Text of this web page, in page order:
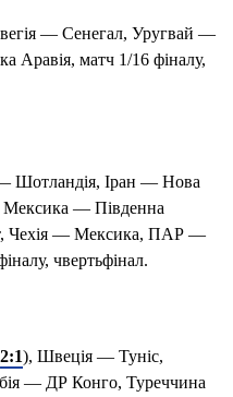
— Сенегал, Уругвай —
Аравія, матч 1/16 фіналу,
Шотландія, Іран — Нова
— Південна
Чехія — Мексика, ПАР —
чвертьфінал.
2:1), Швеція — Туніс,
— ДР Конго, Туреччина